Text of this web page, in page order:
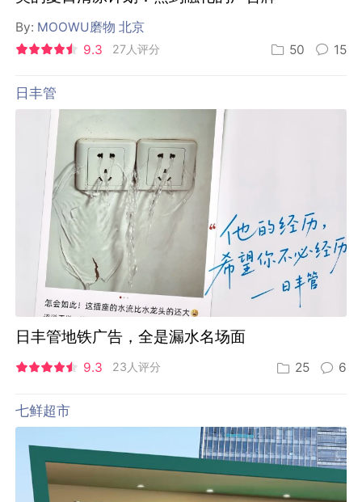
By: MOOWU磨物 北京
9.3
27人评分 50 15
日丰管
日丰管地铁广告，全是漏水名场面
9.3 23人评分 25 6
七鲜超市